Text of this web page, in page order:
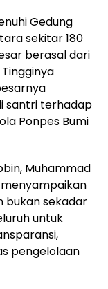
Gedung
sekitar 180
berasal dari
santri terhadap
Ponpes Bumi
Muhammad
bukan sekadar
untuk
pengelolaan